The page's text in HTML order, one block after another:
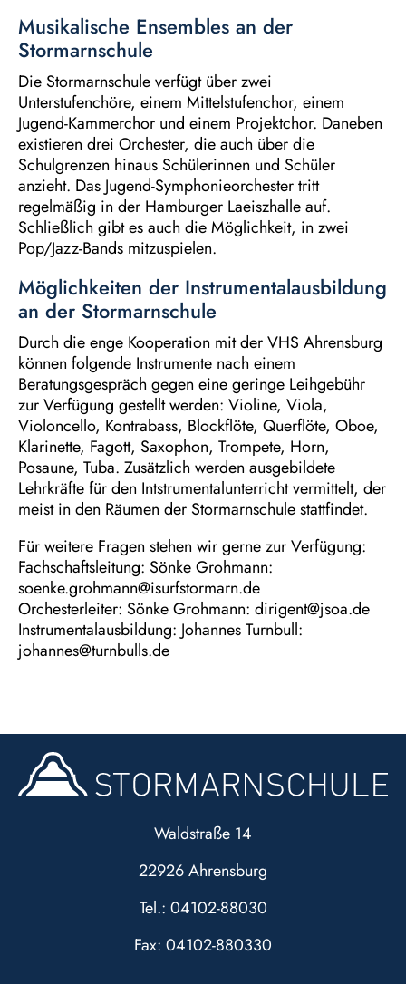
Musikalische Ensembles an der
Stormarnschule
Die Stormarnschule verfügt über zwei
Unterstufenchöre, einem Mittelstufenchor, einem
Jugend-Kammerchor und einem Projektchor. Daneben
existieren drei Orchester, die auch über die
Schulgrenzen hinaus Schülerinnen und Schüler
anzieht. Das Jugend-Symphonieorchester tritt
regelmäßig in der Hamburger Laeiszhalle auf.
Schließlich gibt es auch die Möglichkeit, in zwei
Pop/Jazz-Bands mitzuspielen.
Möglichkeiten der Instrumentalausbildung
an der Stormarnschule
Durch die enge Kooperation mit der VHS Ahrensburg
können folgende Instrumente nach einem
Beratungsgespräch gegen eine geringe Leihgebühr
zur Verfügung gestellt werden: Violine, Viola,
Violoncello, Kontrabass, Blockflöte, Querflöte, Oboe,
Klarinette, Fagott, Saxophon, Trompete, Horn,
Posaune, Tuba. Zusätzlich werden ausgebildete
Lehrkräfte für den Intstrumentalunterricht vermittelt, der
meist in den Räumen der Stormarnschule stattfindet.
Für weitere Fragen stehen wir gerne zur Verfügung:
Fachschaftsleitung: Sönke Grohmann:
soenke.grohmann@isurfstormarn.de
Orchesterleiter: Sönke Grohmann: dirigent@jsoa.de
Instrumentalausbildung: Johannes Turnbull:
johannes@turnbulls.de
Waldstraße 14
22926 Ahrensburg
Tel.: 04102-88030
Fax: 04102-880330